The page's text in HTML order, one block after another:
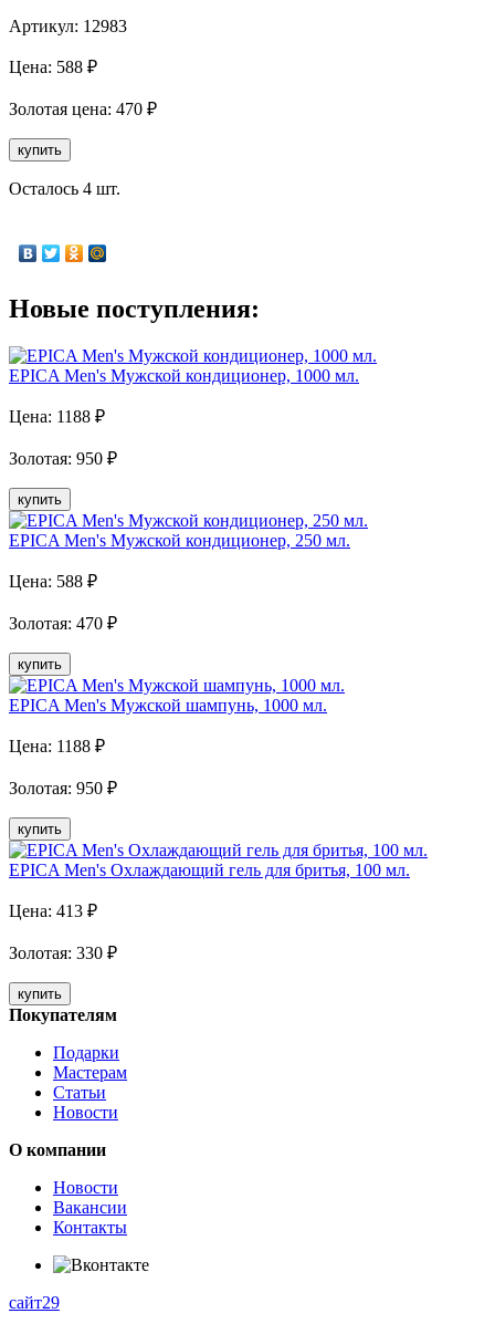
Артикул: 12983
Цена: 588 ₽
Золотая цена: 470 ₽
купить
Осталось 4 шт.
Новые поступления:
EPICA Men's Мужской кондиционер, 1000 мл.
Цена: 1188 ₽
Золотая: 950 ₽
купить
EPICA Men's Мужской кондиционер, 250 мл.
Цена: 588 ₽
Золотая: 470 ₽
купить
EPICA Men's Мужской шампунь, 1000 мл.
Цена: 1188 ₽
Золотая: 950 ₽
купить
EPICA Men's Охлаждающий гель для бритья, 100 мл.
Цена: 413 ₽
Золотая: 330 ₽
купить
Покупателям
Подарки
Мастерам
Статьи
Новости
О компании
Новости
Вакансии
Контакты
сайт29